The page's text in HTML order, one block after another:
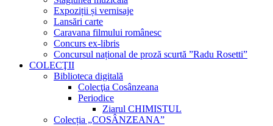
Expoziții și vernisaje
Lansări carte
Caravana filmului românesc
Concurs ex-libris
Concursul național de proză scurtă ”Radu Rosetti”
COLECŢII
Biblioteca digitală
Colecţia Cosânzeana
Periodice
Ziarul CHIMISTUL
Colecția „COSÂNZEANA”